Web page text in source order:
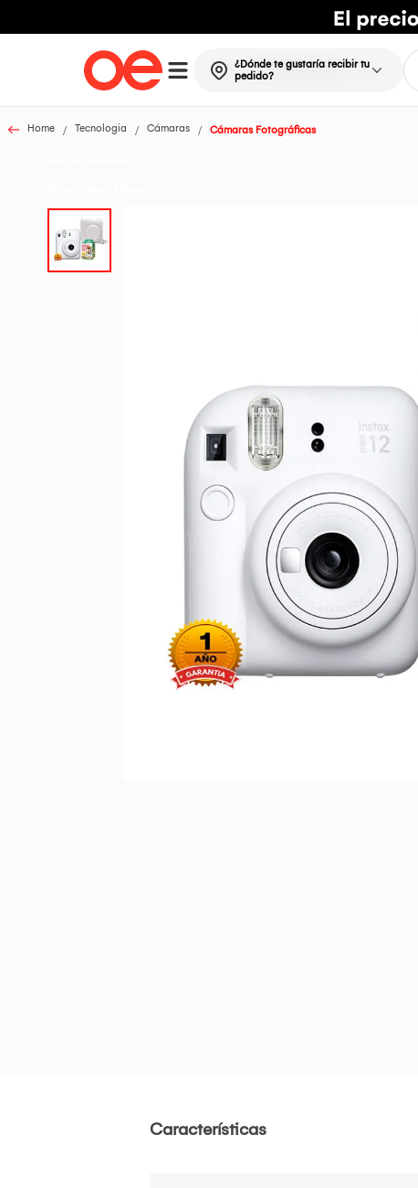
¿Dónde te gustaría recibir tu
pedido?
Home Tecnologia Cámaras Cámaras Fotográficas
Características